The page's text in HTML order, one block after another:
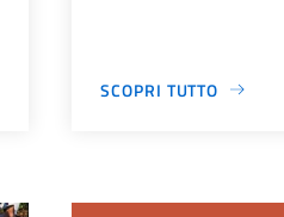
SCOPRI TUTTO